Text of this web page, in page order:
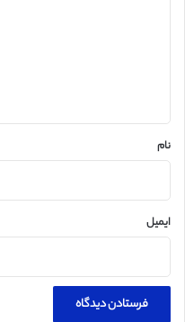
نام
ایمیل